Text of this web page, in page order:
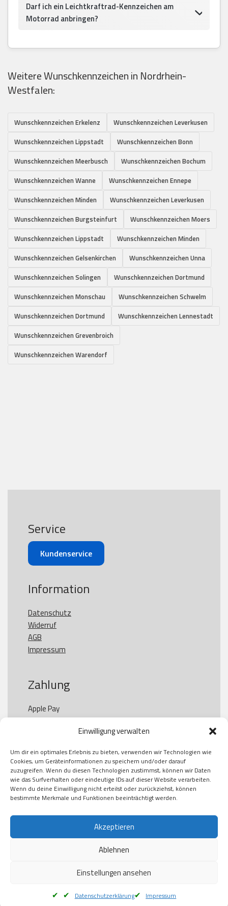
Einwilligung verwalten
Um dir ein optimales Erlebnis zu bieten, verwenden wir Technologien wie
Cookies, um Geräteinformationen zu speichern und/oder darauf
zuzugreifen. Wenn du diesen Technologien zustimmst, können wir Daten
wie das Surfverhalten oder eindeutige IDs auf dieser Website verarbeiten.
Wenn du deine Einwilligung nicht erteilst oder zurückziehst, können
bestimmte Merkmale und Funktionen beeinträchtigt werden.
Akzeptieren
Ablehnen
Einstellungen ansehen
Datenschutzerklärung Impressum
Darf ich ein Leichtkraftrad-Kennzeichen am
Motorrad anbringen?
Weitere Wunschkennzeichen in Nordrhein-
Westfalen:
Wunschkennzeichen Erkelenz
Wunschkennzeichen Leverkusen
Wunschkennzeichen Lippstadt
Wunschkennzeichen Bonn
Wunschkennzeichen Meerbusch
Wunschkennzeichen Bochum
Wunschkennzeichen Wanne
Wunschkennzeichen Ennepe
Wunschkennzeichen Minden
Wunschkennzeichen Leverkusen
Wunschkennzeichen Burgsteinfurt
Wunschkennzeichen Moers
Wunschkennzeichen Lippstadt
Wunschkennzeichen Minden
Wunschkennzeichen Gelsenkirchen
Wunschkennzeichen Unna
Wunschkennzeichen Solingen
Wunschkennzeichen Dortmund
Wunschkennzeichen Monschau
Wunschkennzeichen Schwelm
Wunschkennzeichen Dortmund
Wunschkennzeichen Lennestadt
Wunschkennzeichen Grevenbroich
Wunschkennzeichen Warendorf
Service
Kundenservice
Information
Datenschutz
Widerruf
AGB
Impressum
Zahlung
Apple Pay
Paypal
Kauf auf Rechung
Klarna
American Express